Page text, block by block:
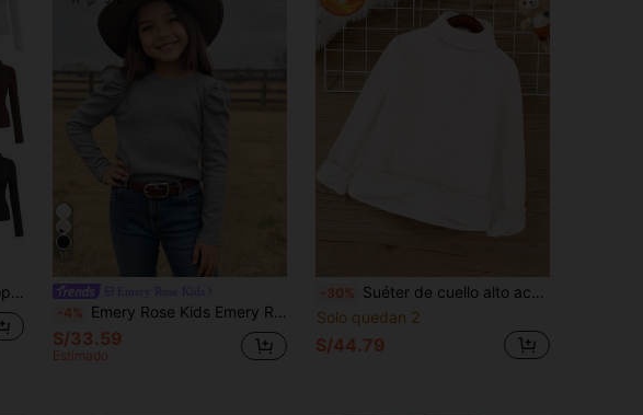
marrón
-4% Emery Rose Kids Emery Rose Kids Camiseta ajustada vintage casual para niña preadolescente con manga gigot y cuello alto, estilo deportivo, ideal para uso diario casual, trabajo y vuelta al colegio, gris, otoño
S/33.59
Estimado
-30% Suéter de cuello alto acanalado blanco con forro térmico de punto cálido para niña preadolescente en otoño/invierno
Solo quedan 2
S/44.79